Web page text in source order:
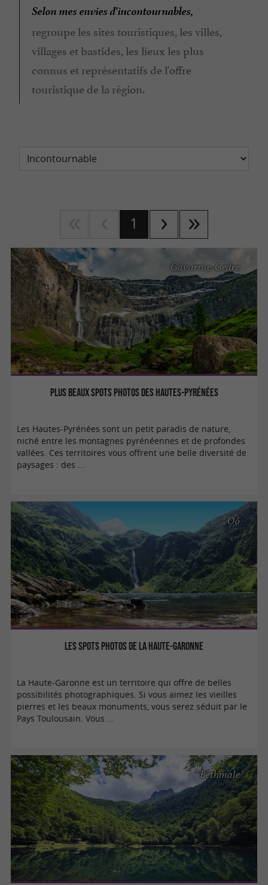
Selon mes envies d'incontournables,
regroupe les sites touristiques, les villes,
villages et bastides, les lieux les plus
connus et représentatifs de l'offre
touristique de la région.
1
Plus beaux spots photos des Hautes-Pyrénées
Gavarnie-Gèdre
Les Hautes-Pyrénées sont un petit paradis de nature,
niché entre les montagnes pyrénéennes et de profondes
vallées. Ces territoires vous offrent une belle diversité de
paysages : des ...
Les spots photos de la Haute-Garonne
Oô
La Haute-Garonne est un territoire qui offre de belles
possibilités photographiques. Si vous aimez les vieilles
pierres et les beaux monuments, vous serez séduit par le
Pays Toulousain. Vous ...
Bethmale